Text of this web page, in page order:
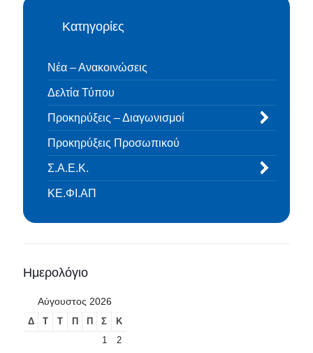
Κατηγορίες
Νέα – Ανακοινώσεις
Δελτία Τύπου
Προκηρύξεις – Διαγωνισμοί
Προκηρύξεις Προσωπικού
Σ.Α.Ε.Κ.
ΚΕ.ΦΙ.ΑΠ
Ημερολόγιο
Αύγουστος 2026
Δ Τ Τ Π Π Σ
Κ
1
2